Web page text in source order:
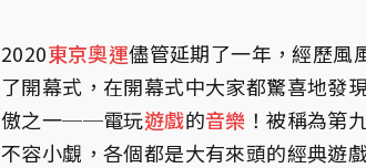
2020東京奧運儘管延期了一年，經歷風
了開幕式，在開幕式中大家都驚喜地發
傲之一──電玩遊戲的音樂 ！被稱為第
不容小覷，各個都是大有來頭的經典遊